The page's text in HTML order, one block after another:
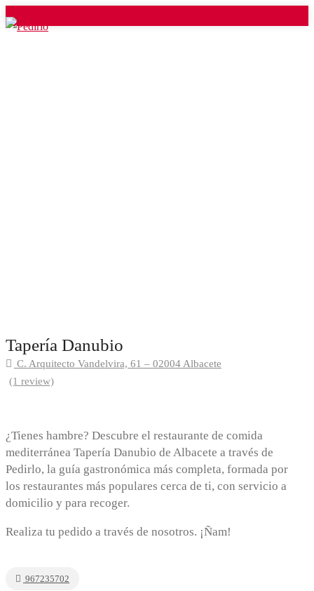
Tapería Danubio
C. Arquitecto Vandelvira, 61 – 02004 Albacete
(1 review)
¿Tienes hambre? Descubre el restaurante de comida
mediterránea Tapería Danubio de Albacete a través de
Pedirlo, la guía gastronómica más completa, formada por
los restaurantes más populares cerca de ti, con servicio a
domicilio y para recoger.
Realiza tu pedido a través de nosotros. ¡Ñam!
967235702